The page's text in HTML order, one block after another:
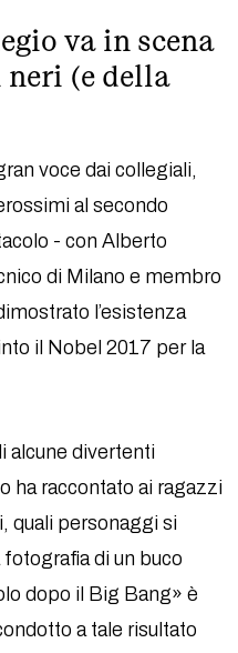
va in scena
(e della
voce dai collegiali,
al secondo
- con Alberto
di Milano e membro
l’esistenza
il Nobel 2017 per la
alcune divertenti
ha raccontato ai ragazzi
quali personaggi si
di un buco
dopo il Big Bang» è
a tale risultato